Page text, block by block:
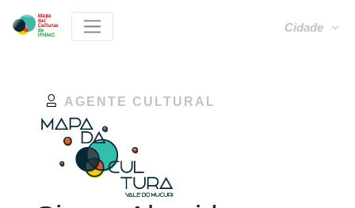
Cidade
AGENTE CULTURAL